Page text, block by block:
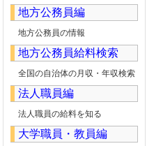
地方公務員編
地方公務員の情報
地方公務員給料検索
全国の自治体の月収・年収検索
法人職員編
法人職員の給料を知る
大学職員・教員編